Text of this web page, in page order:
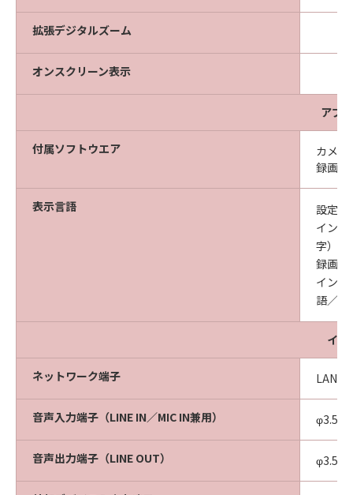
拡張デジタルズーム
オンスクリーン表示
アプ
付属ソフトウエア
カメラ
録画映
表示言語
設定ペ
イン語
字）／
録画映
イン語
語／韓
イン
ネットワーク端子
音声入力端子（LINE IN／MIC IN兼用）
音声出力端子（LINE OUT）